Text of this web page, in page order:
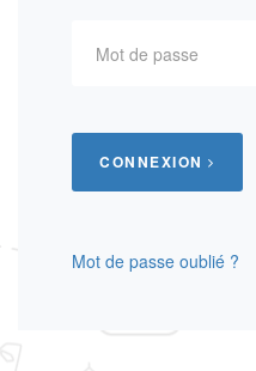
CONNEXION
Mot de passe oublié ?